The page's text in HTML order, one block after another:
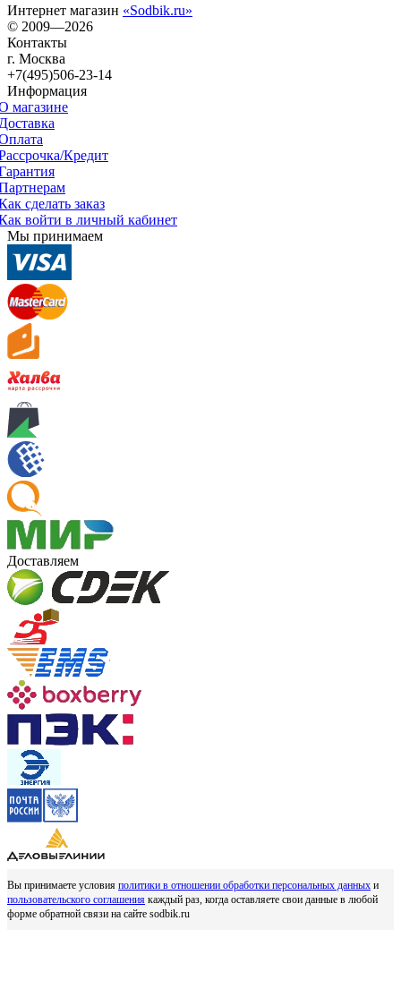
Интернет магазин «Sodbik.ru»
© 2009—2026
Контакты
г. Москва
+7(495)506-23-14
Информация
магазине
Кредит
сделать заказ
войти в личный кабинет
Мы принимаем
Доставляем
Вы принимаете условия политики в отношении обработки персональных данных и
пользовательского соглашения каждый раз, когда оставляете свои данные в любой
форме обратной связи на сайте sodbik.ru